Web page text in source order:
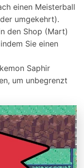
einen Meisterball
umgekehrt).
den Shop (Mart)
Sie einen
Saphir
um unbegrenzt